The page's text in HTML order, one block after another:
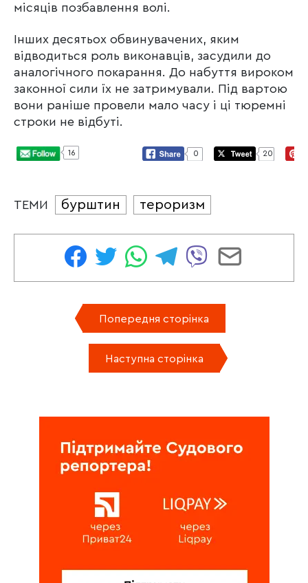
місяців позбавлення волі.
Інших десятьох обвинувачених, яким
відводиться роль виконавців, засудили до
аналогічного покарання. До набуття вироком
законної сили їх не затримували. Під вартою
вони раніше провели мало часу і ці тюремні
строки не відбуті.
16 0 20
ТЕМИ бурштин тероризм
Попередня сторінка
Наступна сторінка